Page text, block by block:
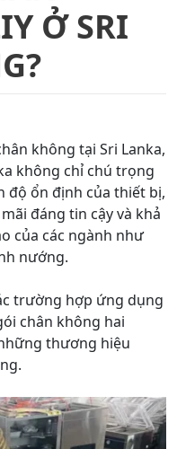
Ở SRI
không tại Sri Lanka,
không chỉ chú trọng
độ ổn định của thiết bị,
đáng tin cậy và khả
của các ngành như
nướng.
trường hợp ứng dụng
chân không hai
thương hiệu